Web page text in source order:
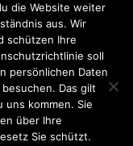
Über uns
die Website weiter
aus. Wir
schützen Ihre
soll
persönlichen Daten
Das gilt
uns kommen. Sie
über Ihre
Sie schützt.